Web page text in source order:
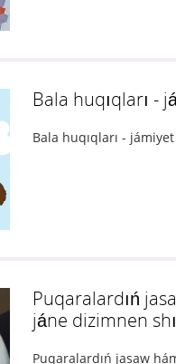
Bala huqıqları -
Bala huqıqları -
Puqaralardıń
jáne dizimnen
Puqaralardıń jasaw